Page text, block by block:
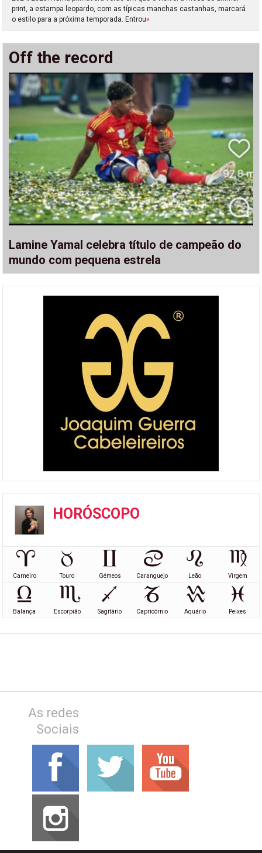
print, a estampa leopardo, com as típicas manchas castanhas, marcará
o estilo para a próxima temporada. Entrou»
Off the record
Lamine Yamal celebra título de campeão do
mundo com pequena estrela
HORÓSCOPO
Carneiro Touro Gémeos Caranguejo Leão Virgem
Balança Escorpião Sagitário Capricórnio Aquário Peixes
As redes
Sociais